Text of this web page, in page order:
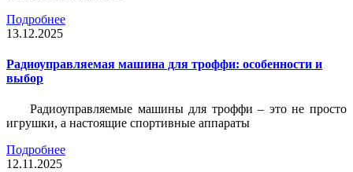
Подробнее
13.12.2025
Радиоуправляемая машина для троффи: особенности и
выбор
Радиоуправляемые машины для троффи – это не просто
игрушки, а настоящие спортивные аппараты
Подробнее
12.11.2025